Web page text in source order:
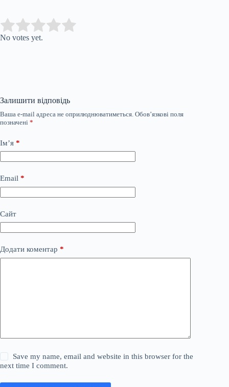
Rate this item:
No votes yet.
Залишити відповідь
Ваша e-mail адреса не оприлюднюватиметься. Обов’язкові поля
позначені *
Ім’я *
Email *
Сайт
Додати коментар *
Save my name, email and website in this browser for the
next time I comment.